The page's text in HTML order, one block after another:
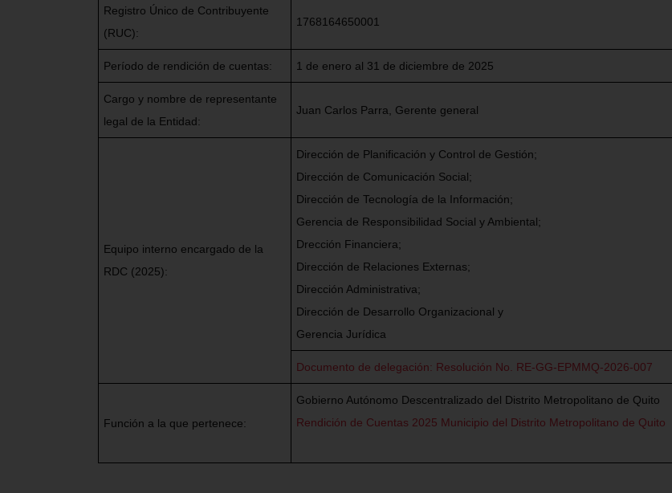
Registro Único de Contribuyente
(RUC):
1768164650001
Período de rendición de cuentas: 1 de enero al 31 de diciembre de 2025
Cargo y nombre de representante
legal de la Entidad:
Juan Carlos Parra, Gerente general
Equipo interno encargado de la
RDC (2025):
Dirección de Planificación y Control de Gestión;
Dirección de Comunicación Social;
Dirección de Tecnología de la Información;
Gerencia de Responsibilidad Social y Ambiental;
Drección Financiera;
Dirección de Relaciones Externas;
Dirección Administrativa;
Dirección de Desarrollo Organizacional y
Gerencia Jurídica
Documento de delegación: Resolución No. RE-GG-EPMMQ-2026-007
Función a la que pertenece:
Gobierno Autónomo Descentralizado del Distrito Metropolitano de Quito
Rendición de Cuentas 2025 Municipio del Distrito Metropolitano de Quito